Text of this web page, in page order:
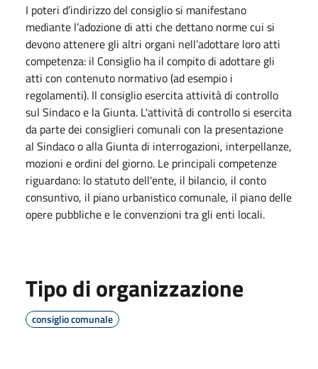
I poteri d’indirizzo del consiglio si manifestano
mediante l’adozione di atti che dettano norme cui si
devono attenere gli altri organi nell’adottare loro atti
competenza: il Consiglio ha il compito di adottare gli
atti con contenuto normativo (ad esempio i
regolamenti). Il consiglio esercita attività di controllo
sul Sindaco e la Giunta. L'attività di controllo si esercita
da parte dei consiglieri comunali con la presentazione
al Sindaco o alla Giunta di interrogazioni, interpellanze,
mozioni e ordini del giorno. Le principali competenze
riguardano: lo statuto dell'ente, il bilancio, il conto
consuntivo, il piano urbanistico comunale, il piano delle
opere pubbliche e le convenzioni tra gli enti locali.
Tipo di organizzazione
consiglio comunale